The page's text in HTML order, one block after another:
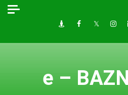
Skip
DraugiemFacebook
Twitter
e –